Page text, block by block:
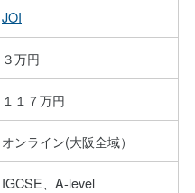
JOI
３万円
１１７万円
オンライン(大阪全域）
IGCSE、A-level